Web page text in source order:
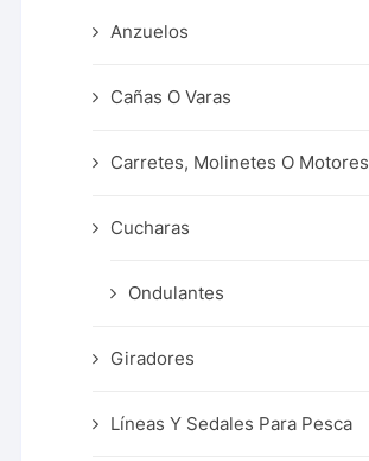
Anzuelos
Cañas O Varas
Carretes, Molinetes O Motores
Cucharas
Ondulantes
Giradores
Líneas Y Sedales Para Pesca